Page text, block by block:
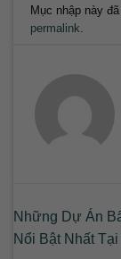
Mục nhập này
permalink
Những Dự Án
Nổi Bật Nhất